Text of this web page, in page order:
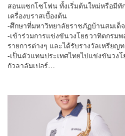
สอนแซกโซโฟน ทั้งเริ่มต้นใหม่หรือมีทั
เครื่องบราสเบื้องต้น
-ศึกษาที่มหาวิทยาลัยราชภัฏบ้านสมเด็
-เข้าร่วมการแข่งขันวงโยธวาทิตกรม
รายการต่างๆ และได้รับรางวัลเหรียญ
-เป็นตัวแทนประเทศไทยไปแข่งขันวง
กัวลาลัมเปอร์…